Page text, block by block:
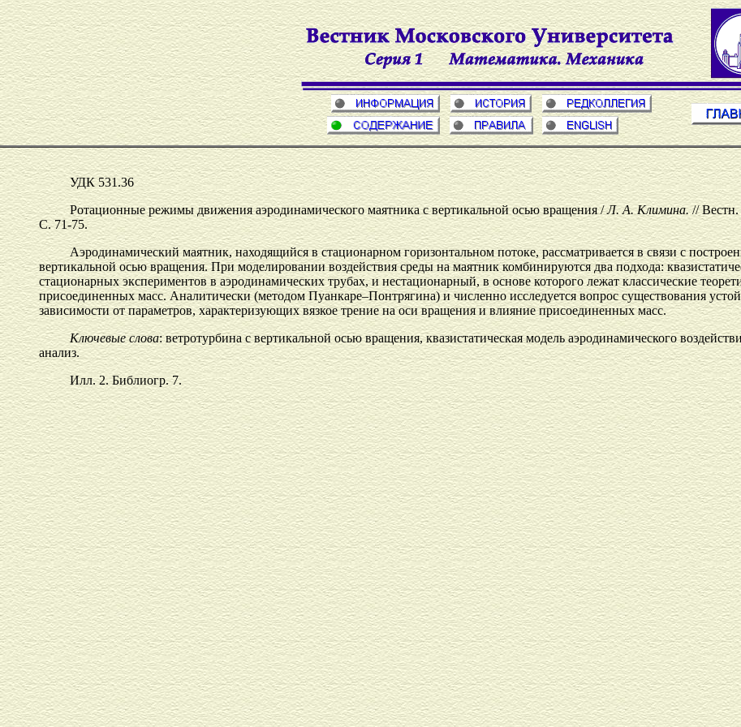
УДК 531.36
Ротационные режимы движения аэродинамического маятника с вертикальной осью вращения /Л. А. Климина.// Вестн.
С. 71-75.
Аэродинамический маятник, находящийся в стационарном горизонтальном потоке, рассматривается в связи с
вертикальной осью вращения. При моделировании воздействия среды на маятник комбинируются два подхода:
стационарных экспериментов в аэродинамических трубах, и нестационарный, в основе которого лежат классические
присоединенных масс. Аналитически (методом Пуанкаре–Понтрягина) и численно исследуется вопрос существования
зависимости от параметров, характеризующих вязкое трение на оси вращения и влияние присоединенных масс.
Ключевые слова: ветротурбина с вертикальной осью вращения, квазистатическая модель аэродинамического
анализ.
Илл. 2. Библиогр. 7.